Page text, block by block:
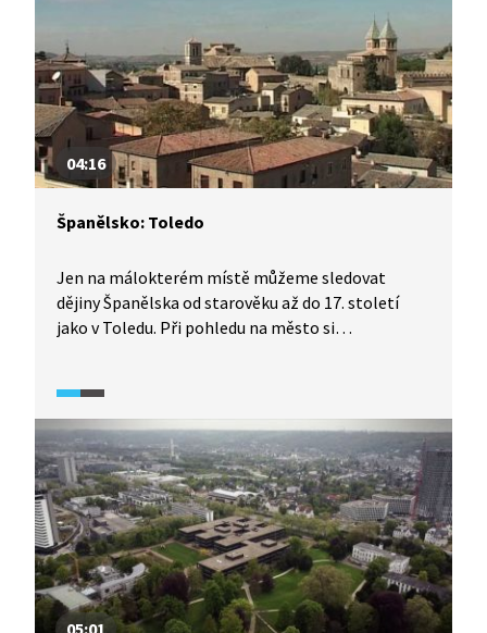
jak zmíněné hrozby ovlivňují jejich životní styl.
04:16
Španělsko: Toledo
Jen na málokterém místě můžeme sledovat
dějiny Španělska od starověku až do 17. století
jako v Toledu. Při pohledu na město si
judaismus a islám. Toledo nechybí na seznamu
kulturního dědictví UNESCO.
05:01